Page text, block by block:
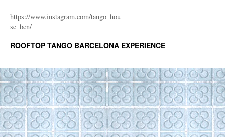
https://www.instagram.com/tango_hou
se_bcn/
ROOFTOP TANGO BARCELONA EXPERIENCE